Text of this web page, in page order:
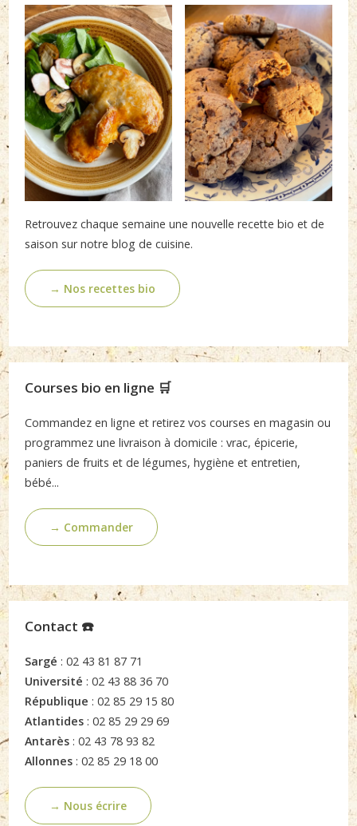
Retrouvez chaque semaine une nouvelle recette bio et de
saison sur notre blog de cuisine.
→ Nos recettes bio
Courses bio en ligne 🛒
Commandez en ligne et retirez vos courses en magasin ou
programmez une livraison à domicile : vrac, épicerie,
paniers de fruits et de légumes, hygiène et entretien,
bébé...
→ Commander
Contact ☎️
Sargé : 02 43 81 87 71
Université : 02 43 88 36 70
République : 02 85 29 15 80
Atlantides : 02 85 29 29 69
Antarès : 02 43 78 93 82
Allonnes : 02 85 29 18 00
→ Nous écrire